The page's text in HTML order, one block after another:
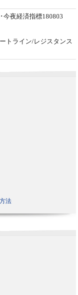
今夜経済指標180803
トライン/レジスタンス
法